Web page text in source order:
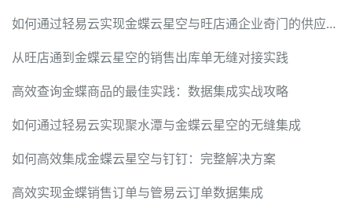
如何通过轻易云实现金蝶云星空与旺店通企业奇门的供应商档案同步
从旺店通到金蝶云星空的销售出库单无缝对接实践
高效查询金蝶商品的最佳实践：数据集成实战攻略
如何通过轻易云实现聚水潭与金蝶云星空的无缝集成
如何高效集成金蝶云星空与钉钉：完整解决方案
高效实现金蝶销售订单与管易云订单数据集成